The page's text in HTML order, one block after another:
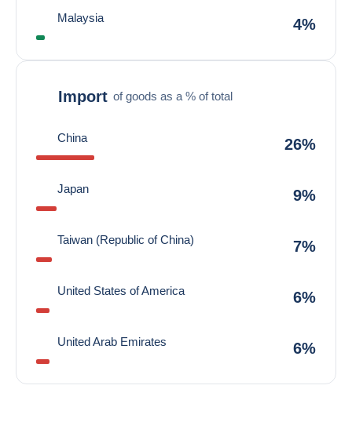
Malaysia 4%
Import of goods as a % of total
China 26%
Japan 9%
Taiwan (Republic of China) 7%
United States of America 6%
United Arab Emirates 6%